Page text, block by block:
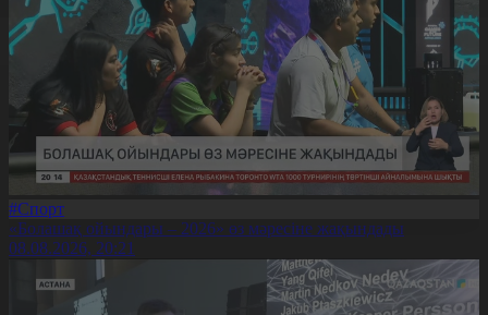
#Спорт
«Болашақ ойындары – 2026» өз мәресіне жақындады
08.08.2026, 20:21